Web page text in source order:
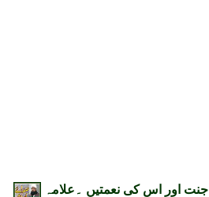
جنت اور اس کی نعمتیں ۔علامہ